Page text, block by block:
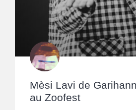
Mèsi Lavi de
au Zoofest